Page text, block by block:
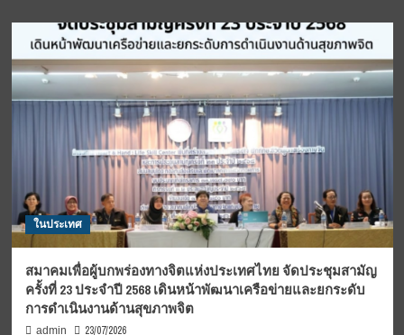
ในประเทศ
สมาคมเพื่อผู้บกพร่องทางจิตแห่งประเทศไทย จัดประชุมสามัญ
ครั้งที่ 23 ประจำปี 2568 เดินหน้าพัฒนาเครือข่ายและยกระดับ
การดำเนินงานด้านสุขภาพจิต
admin 23/07/2026